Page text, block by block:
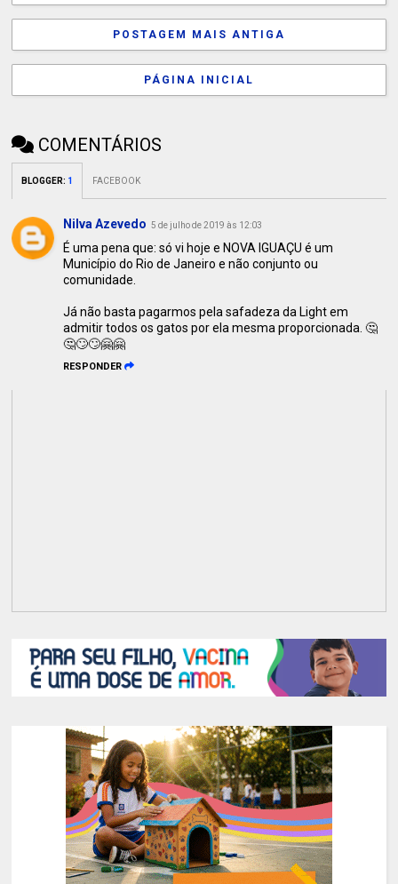
POSTAGEM MAIS ANTIGA
PÁGINA INICIAL
COMENTÁRIOS
BLOGGER: 1 FACEBOOK
Nilva Azevedo 5 de julho de 2019 às 12:03
É uma pena que: só vi hoje e NOVA IGUAÇU é um
Município do Rio de Janeiro e não conjunto ou
comunidade.
Já não basta pagarmos pela safadeza da Light em
admitir todos os gatos por ela mesma proporcionada. 🤔
🤔🙄🙄🤗🤗
RESPONDER